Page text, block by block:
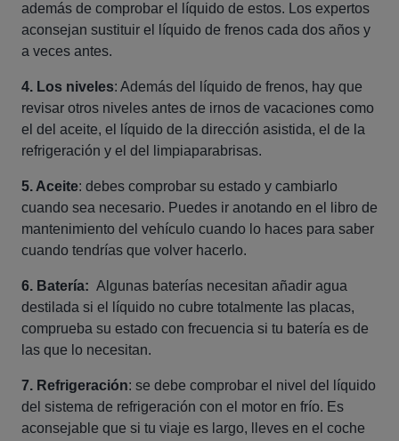
además de comprobar el líquido de estos. Los expertos
aconsejan sustituir el líquido de frenos cada dos años y
a veces antes.
4. Los niveles: Además del líquido de frenos, hay que
revisar otros niveles antes de irnos de vacaciones como
el del aceite, el líquido de la dirección asistida, el de la
refrigeración y el del limpiaparabrisas.
5. Aceite: debes comprobar su estado y cambiarlo
cuando sea necesario. Puedes ir anotando en el libro de
mantenimiento del vehículo cuando lo haces para saber
cuando tendrías que volver hacerlo.
6. Batería: Algunas baterías necesitan añadir agua
destilada si el líquido no cubre totalmente las placas,
comprueba su estado con frecuencia si tu batería es de
las que lo necesitan.
7. Refrigeración: se debe comprobar el nivel del líquido
del sistema de refrigeración con el motor en frío. Es
aconsejable que si tu viaje es largo, lleves en el coche